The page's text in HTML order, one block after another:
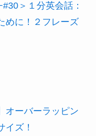
＞１分英会話：
めに！２フレーズ
オーバーラッピン
イズ！